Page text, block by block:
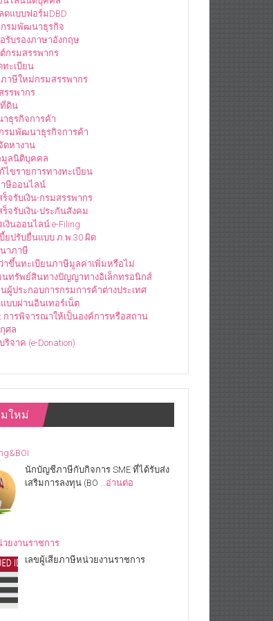
ดแบบฟอร์มDBD
รมพัฒนาธุรกิจ
รับรองภาษาอังกฤษ
กรมสรรพากร
ทะเบียน
าษีใหม่กรมสรรพากร
รรพากร
ดิน
ธุรกิจการค้า
รมพัฒนาธุรกิจการค้า
ดหางาน
ลนิติบุคคล
ไขรายการทางทะเบียน
ษีออนไลน์
จรับเงิน-กรมสรรพากร
จรับเงิน-ประกันสังคม
งินออนไลน์ e-Filing
ยปรับยื่นแบบ ภ.พ.30 ผิด
าภาษี
าขึ้นทะเบียนภาษีมูลค่าเพิ่มหรือไม่
นทรัพย์สินทางปัญญาทางอิเล็กทรอนิกส์
นผู้ประกอบการกรมการค้าต่างประเทศ
บบผ่านอินเทอร์เน็ต
การพิจารณาให้เป็นองค์การหรือสถาน
ศล
จาค (e-Donation)
ใหม่
นักบัญชีภาษีกับกิจการ SME ที่ได้รับส่ง
เสริมการลงทุน (BO …อ่านต่อ
ยงานราชการ
เลขผู้เสียภาษีหน่วยงานราชการ